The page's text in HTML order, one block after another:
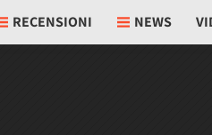
RECENSIONI NEWS